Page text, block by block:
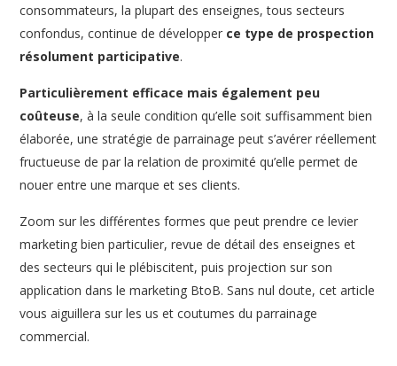
consommateurs, la plupart des enseignes, tous secteurs
confondus, continue de développer ce type de prospection
résolument participative.
Particulièrement efficace mais également peu
coûteuse, à la seule condition qu’elle soit suffisamment bien
élaborée, une stratégie de parrainage peut s’avérer réellement
fructueuse de par la relation de proximité qu’elle permet de
nouer entre une marque et ses clients.
Zoom sur les différentes formes que peut prendre ce levier
marketing bien particulier, revue de détail des enseignes et
des secteurs qui le plébiscitent, puis projection sur son
application dans le marketing BtoB. Sans nul doute, cet article
vous aiguillera sur les us et coutumes du parrainage
commercial.